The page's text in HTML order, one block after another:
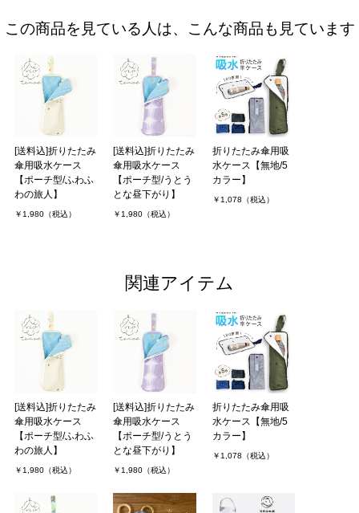
この商品を見ている人は、こんな商品も見ています
[送料込]折りたたみ
傘用吸水ケース
【ポーチ型/ふわふ
わの旅人】
￥1,980（税込）
[送料込]折りたたみ
傘用吸水ケース
【ポーチ型/うとう
とな昼下がり】
￥1,980（税込）
折りたたみ傘用吸
水ケース【無地/5
カラー】
￥1,078（税込）
関連アイテム
[送料込]折りたたみ
傘用吸水ケース
【ポーチ型/ふわふ
わの旅人】
￥1,980（税込）
[送料込]折りたたみ
傘用吸水ケース
【ポーチ型/うとう
とな昼下がり】
￥1,980（税込）
折りたたみ傘用吸
水ケース【無地/5
カラー】
￥1,078（税込）